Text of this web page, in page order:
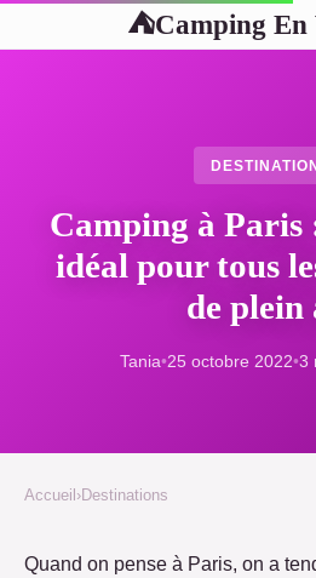
⛺Camping En
Camping à
idéal pour tous
de plein
Tania•25 octobre 2022•3
Accueil ›Destinations
Quand on pense à Paris, on a